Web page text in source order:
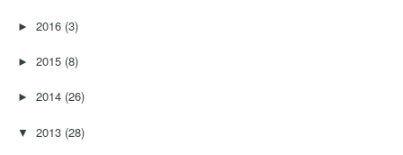
►2016 (3)
►2015 (8)
►2014 (26)
▼ 2013 (28)